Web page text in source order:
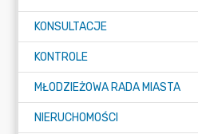
KONSULTACJE
KONTROLE
MŁODZIEŻOWA RADA MIASTA
NIERUCHOMOŚCI